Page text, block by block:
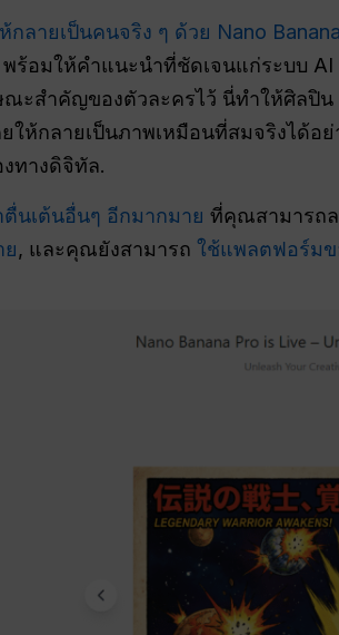
กลายเป็นคนจริง ๆ ด้วย Nano
อมให้คำแนะนำที่ชัดเจนแก่ระบบ AI
ะสำคัญของตัวละครไว้ นี่ทำให้ศิลปิน
ให้กลายเป็นภาพเหมือนที่สมจริงได้อ
ทางดิจิทัล.
นเต้นอื่นๆ อีกมากมาย ที่คุณสามารถล
ย, และคุณยังสามารถ ใช้แพลตฟอร์มข